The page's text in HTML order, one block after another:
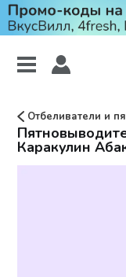
Отбеливатели и
Каракулин